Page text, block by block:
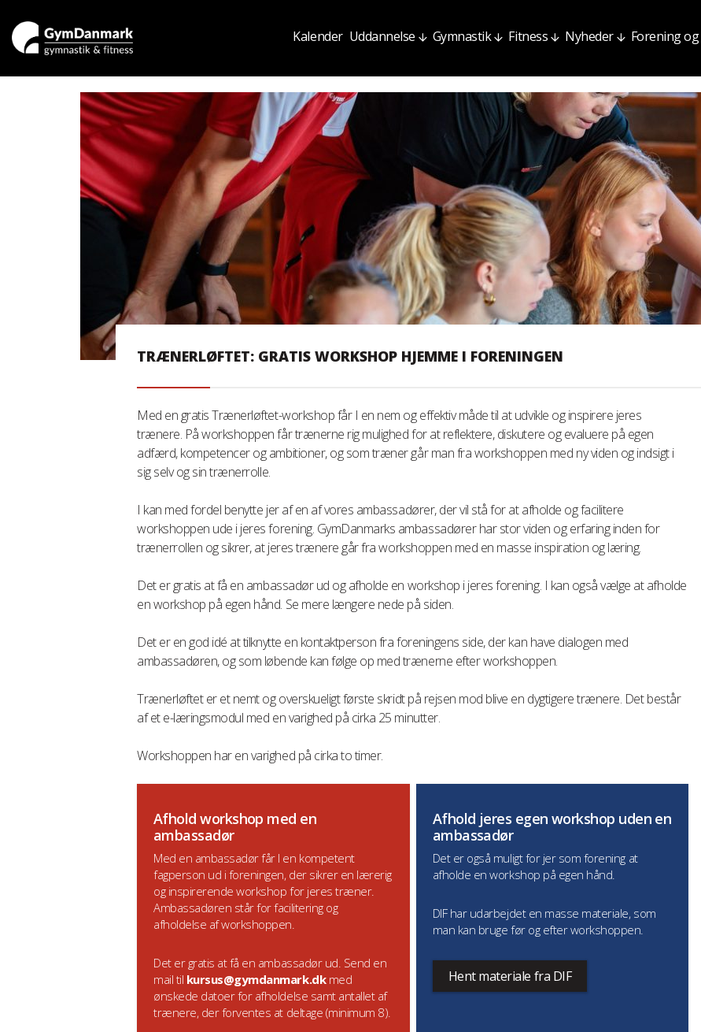
Kalender Uddannelse Gymnastik Fitness Nyheder Forening
TRÆNERLØFTET: GRATIS WORKSHOP HJEMME I FORENINGEN
Med en gratis Trænerløftet-workshop får I en nem og effektiv måde til at udvikle og inspirere jeres
trænere. På workshoppen får trænerne rig mulighed for at reflektere, diskutere og evaluere på egen
adfærd, kompetencer og ambitioner, og som træner går man fra workshoppen med ny viden og indsigt i
sig selv og sin trænerrolle.
I kan med fordel benytte jer af en af vores ambassadører, der vil stå for at afholde og facilitere
workshoppen ude i jeres forening. GymDanmarks ambassadører har stor viden og erfaring inden for
trænerrollen og sikrer, at jeres trænere går fra workshoppen med en masse inspiration og læring.
Det er gratis at få en ambassadør ud og afholde en workshop i jeres forening. I kan også vælge at afholde
en workshop på egen hånd. Se mere længere nede på siden.
Det er en god idé at tilknytte en kontaktperson fra foreningens side, der kan have dialogen med
ambassadøren, og som løbende kan følge op med trænerne efter workshoppen.
Trænerløftet er et nemt og overskueligt første skridt på rejsen mod blive en dygtigere trænere. Det består
af et e-læringsmodul med en varighed på cirka 25 minutter.
Workshoppen har en varighed på cirka to timer.
Afhold workshop med en
ambassadør
Med en ambassadør får I en kompetent
fagperson ud i foreningen, der sikrer en lærerig
og inspirerende workshop for jeres træner.
Ambassadøren står for facilitering og
afholdelse af workshoppen.
Det er gratis at få en ambassadør ud. Send en
mail til kursus@gymdanmark.dkmed
ønskede datoer for afholdelse samt antallet af
trænere, der forventes at deltage (minimum 8).
Afhold jeres egen workshop uden en
ambassadør
Det er også muligt for jer som forening at
afholde en workshop på egen hånd.
DIF har udarbejdet en masse materiale, som
man kan bruge før og efter workshoppen.
Hent materiale fra DIF